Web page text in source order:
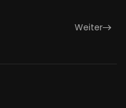
Weiter